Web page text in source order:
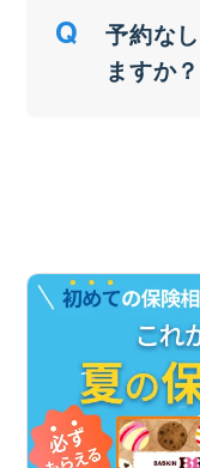
予約な
ますか？